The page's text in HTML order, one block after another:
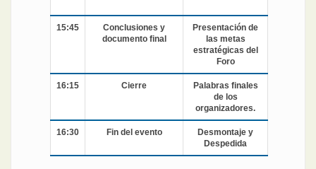
15:45
Conclusiones y
documento final
Presentación de
las metas
estratégicas del
Foro
16:15 Cierre
Palabras finales
de los
organizadores.
16:30 Fin del evento
Desmontaje y
Despedida